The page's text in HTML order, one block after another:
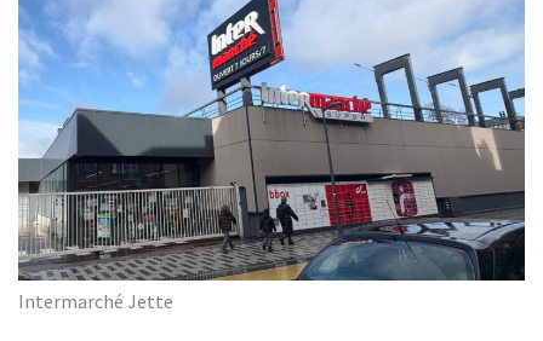
Intermarché Jette